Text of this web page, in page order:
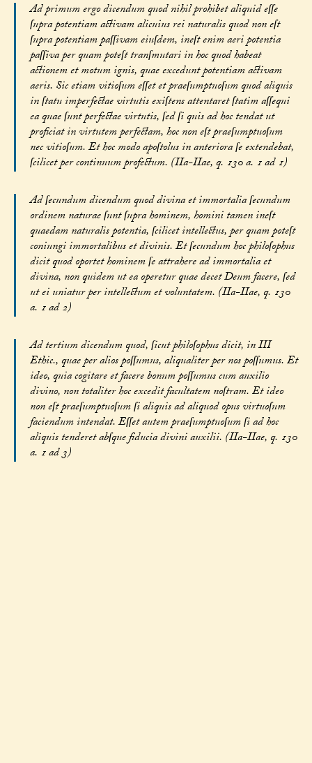
Ad primum ergo dicendum quod nihil prohibet aliquid eſſe
ſupra potentiam activam alicuius rei naturalis quod non eſt
ſupra potentiam paſſivam eiuſdem, ineſt enim aeri potentia
paſſiva per quam poteſt tranſmutari in hoc quod habeat
actionem et motum ignis, quae excedunt potentiam activam
aeris. Sic etiam vitioſum eſſet et praeſumptuoſum quod aliquis
in ſtatu imperfectae virtutis exiſtens attentaret ſtatim aſſequi
ea quae ſunt perfectae virtutis, ſed ſi quis ad hoc tendat ut
proficiat in virtutem perfectam, hoc non eſt praeſumptuoſum
nec vitioſum. Et hoc modo apoſtolus in anteriora ſe extendebat,
ſcilicet per continuum profectum. (IIa-IIae, q. 130 a. 1 ad 1)
Ad ſecundum dicendum quod divina et immortalia ſecundum
ordinem naturae ſunt ſupra hominem, homini tamen ineſt
quaedam naturalis potentia, ſcilicet intellectus, per quam poteſt
coniungi immortalibus et divinis. Et ſecundum hoc philoſophus
dicit quod oportet hominem ſe attrahere ad immortalia et
divina, non quidem ut ea operetur quae decet Deum facere, ſed
ut ei uniatur per intellectum et voluntatem. (IIa-IIae, q. 130
a. 1 ad 2)
Ad tertium dicendum quod, ſicut philoſophus dicit, in III
Ethic., quae per alios poſſumus, aliqualiter per nos poſſumus. Et
ideo, quia cogitare et facere bonum poſſumus cum auxilio
divino, non totaliter hoc excedit facultatem noſtram. Et ideo
non eſt praeſumptuoſum ſi aliquis ad aliquod opus virtuoſum
faciendum intendat. Eſſet autem praeſumptuoſum ſi ad hoc
aliquis tenderet abſque fiducia divini auxilii. (IIa-IIae, q. 130
a. 1 ad 3)